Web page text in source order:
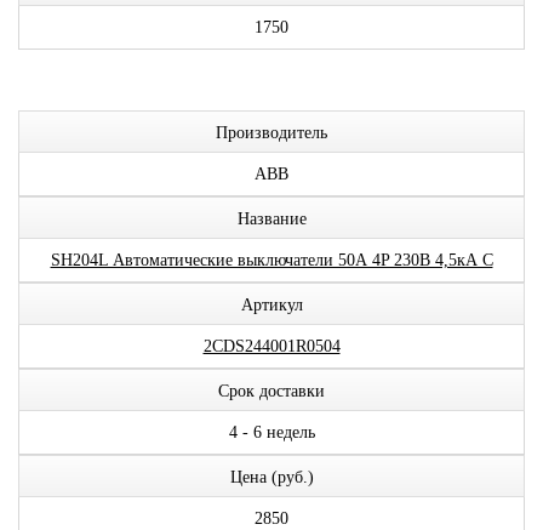
1750
Производитель
ABB
Название
SH204L Автоматические выключатели 50А 4P 230В 4,5кА C
Артикул
2CDS244001R0504
Срок доставки
4 - 6 недель
Цена (руб.)
2850